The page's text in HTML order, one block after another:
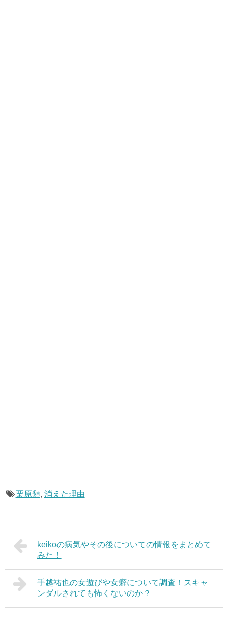
栗原類, 消えた理由
keikoの病気やその後についての情報をまとめて
みた！
手越祐也の女遊びや女癖について調査！スキャ
ンダルされても怖くないのか？